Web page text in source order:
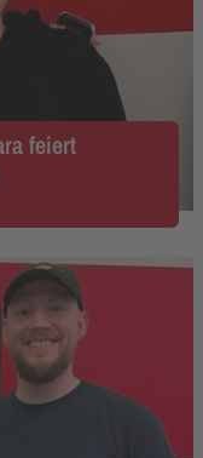
feiert